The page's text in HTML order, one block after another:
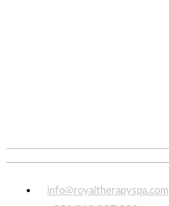
info@royaltherapyspa.com